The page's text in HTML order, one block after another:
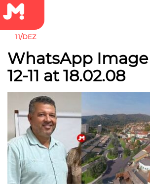
11/DEZ
WhatsApp Image
12-11 at 18.02.08